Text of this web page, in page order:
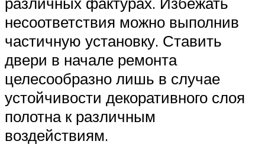
несоответствия можно выполнив
частичную установку. Ставить
двери в начале ремонта
целесообразно лишь в случае
устойчивости декоративного слоя
полотна к различным
воздействиям.